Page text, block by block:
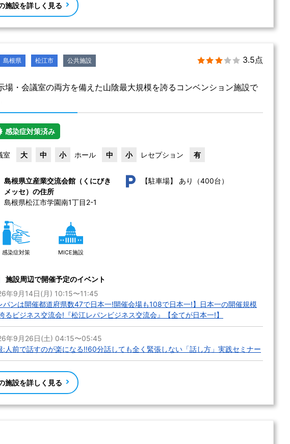
施設を詳しく見る
島根県 松江市 公共施設 3.5点
場・会議室の両方を備えた山陰最大規模を誇るコンベンション施設で
感染症対策済み
室 大 中 小 ホール 中 小 レセプション 有
島根県立産業交流会館（くにびき
メッセ）の住所
島根県松江市学園南1丁目2-1
【駐車場】 あり（400台）
感染症対策 MICE施設
施設周辺で開催予定のイベント
年9月14日(月) 10:15〜11:45
パンは開催都道府県数47で日本一!開催会場も108で日本一!】日本一の開催規模
るビジネス交流会!『松江レパンビジネス交流会』【全てが日本一!】
年9月26日(土) 04:15〜05:45
:人前で話すのが楽になる!!60分話しても全く緊張しない「話し方」実践セミナー
施設を詳しく見る